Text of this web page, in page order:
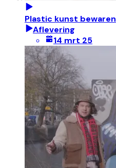
Plastic kunst bewaren
Aflevering
14 mrt 25